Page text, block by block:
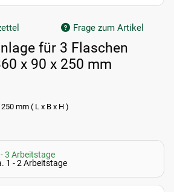
Frage zum Artikel
für 3 Flaschen
x 90 x 250 mm
mm ( L x B x H )
3 Arbeitstage
1 - 2 Arbeitstage